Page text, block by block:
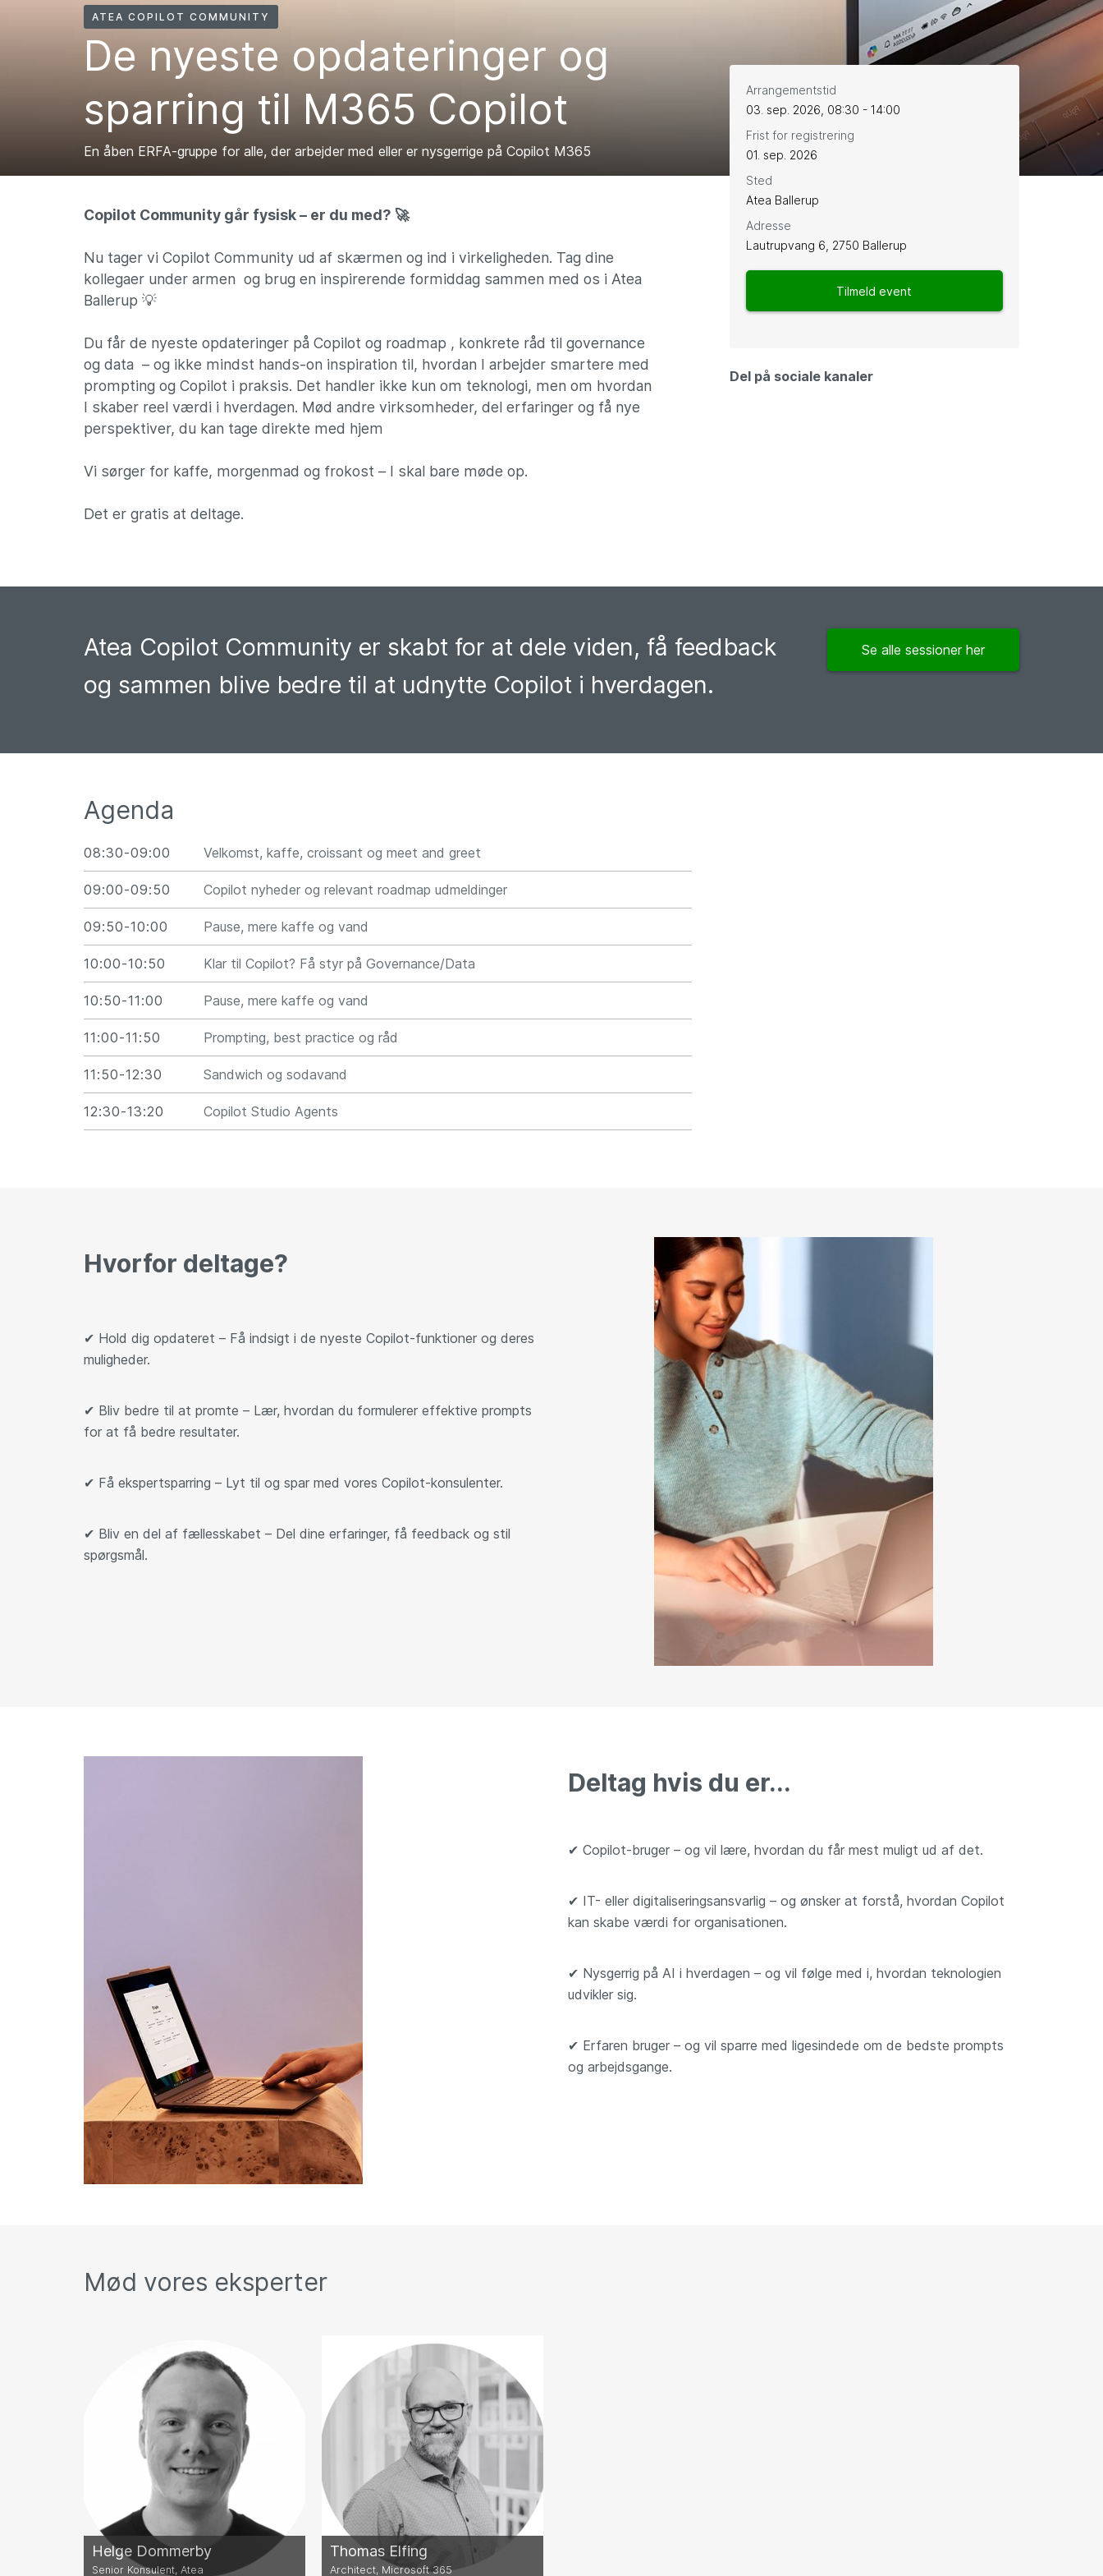
ATEA COPILOT COMMUNITY
De nyeste opdateringer og
sparring til M365 Copilot
En åben ERFA-gruppe for alle, der arbejder med eller er nysgerrige på Copilot M365
Copilot Community går fysisk – er du med? 🚀
Nu tager vi Copilot Community ud af skærmen og ind i virkeligheden. Tag dine
kollegaer under armen og brug en inspirerende formiddag sammen med os i Atea
Ballerup 💡
Du får de nyeste opdateringer på Copilot og roadmap , konkrete råd til governance
og data – og ikke mindst hands-on inspiration til, hvordan I arbejder smartere med
prompting og Copilot i praksis. Det handler ikke kun om teknologi, men om hvordan
I skaber reel værdi i hverdagen. Mød andre virksomheder, del erfaringer og få nye
perspektiver, du kan tage direkte med hjem
Vi sørger for kaffe, morgenmad og frokost – I skal bare møde op.
Det er gratis at deltage.
Arrangementstid
03. sep. 2026, 08:30 - 14:00
Frist for registrering
01. sep. 2026
Sted
Atea Ballerup
Adresse
Lautrupvang 6, 2750 Ballerup
Tilmeld event
Del på sociale kanaler
Atea Copilot Community er skabt for at dele viden, få feedback
og sammen blive bedre til at udnytte Copilot i hverdagen.
Se alle sessioner her
Agenda
08:30-09:00 Velkomst, kaffe, croissant og meet and greet
09:00-09:50 Copilot nyheder og relevant roadmap udmeldinger
09:50-10:00 Pause, mere kaffe og vand
10:00-10:50 Klar til Copilot? Få styr på Governance/Data
10:50-11:00 Pause, mere kaffe og vand
11:00-11:50 Prompting, best practice og råd
11:50-12:30 Sandwich og sodavand
12:30-13:20 Copilot Studio Agents
Hvorfor deltage?
✔ Hold dig opdateret – Få indsigt i de nyeste Copilot-funktioner og deres
muligheder.
✔ Bliv bedre til at promte – Lær, hvordan du formulerer effektive prompts
for at få bedre resultater.
✔ Få ekspertsparring – Lyt til og spar med vores Copilot-konsulenter.
✔ Bliv en del af fællesskabet – Del dine erfaringer, få feedback og stil
spørgsmål.
Deltag hvis du er...
✔ Copilot-bruger – og vil lære, hvordan du får mest muligt ud af det.
✔ IT- eller digitaliseringsansvarlig – og ønsker at forstå, hvordan Copilot
kan skabe værdi for organisationen.
✔ Nysgerrig på AI i hverdagen – og vil følge med i, hvordan teknologien
udvikler sig.
✔ Erfaren bruger – og vil sparre med ligesindede om de bedste prompts
og arbejdsgange.
Mød vores eksperter
Helge Dommerby
Senior Konsulent, Atea
Thomas Elfing
Architect, Microsoft 365